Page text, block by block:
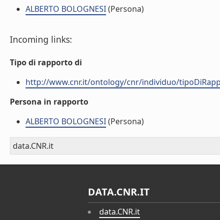
ALBERTO BOLOGNESI(Persona)
Incoming links:
Tipo di rapporto di
http://www.cnr.it/ontology/cnr/individuo/
Persona in rapporto
ALBERTO BOLOGNESI(Persona)
data.CNR.it
DATA.CNR.IT
data.CNR.it